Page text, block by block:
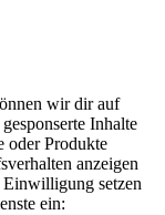
wir dir auf
Inhalte
oder Produkte
anzeigen
Einwilligung setzen
ein: